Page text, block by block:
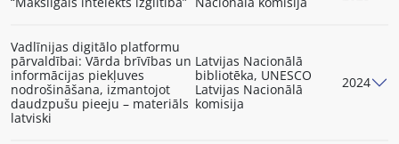
Vadlīnijas digitālo platformu
pārvaldībai: Vārda brīvības un
informācijas piekļuves
nodrošināšana, izmantojot
daudzpušu pieeju – materiāls
latviski
Latvijas Nacionālā
bibliotēka, UNESCO
Latvijas Nacionālā
komisija
2024